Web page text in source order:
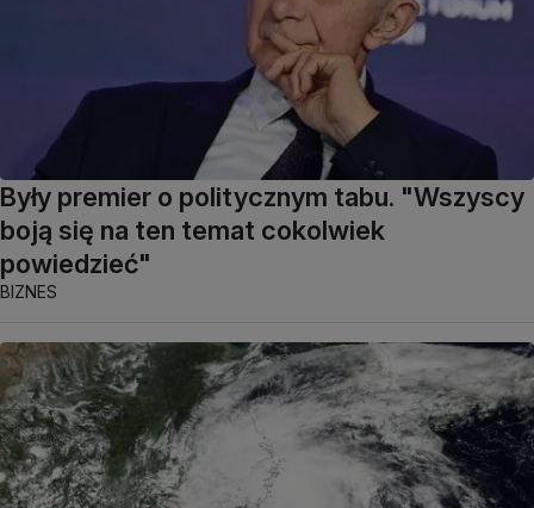
Były premier o politycznym tabu. "Wszyscy
boją się na ten temat cokolwiek
powiedzieć"
BIZNES